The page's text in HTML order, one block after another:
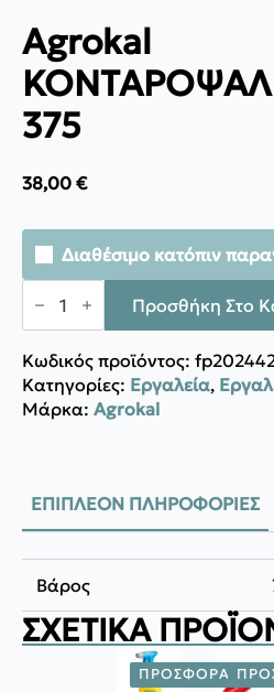
Agrokal
375
38,00 €
Διαθέσιμο κατόπιν
Agrokal
KOΝΤΑΡΟΨΑΛΙΔO
PGS
ποσότητα
Προσθήκη Στο
Κωδικός προϊόντος:
Κατηγορίες: Εργαλεία,
Μάρκα: Agrokal
ΕΠΙΠΛΈΟΝ ΠΛΗΡΟΦΟΡΊΕΣ
Βάρος
ΣΧΕΤΙΚΆ
ΠΡΟΣΦΟΡΆ!